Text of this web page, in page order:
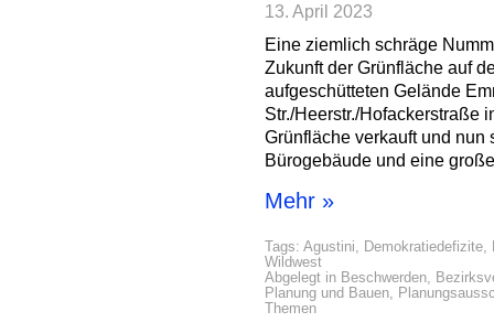
13. April 2023
Eine ziemlich schräge
Zukunft der Grünfläche auf
aufgeschütteten Gelände
Str./Heerstr./Hofackerstraße
Grünfläche verkauft und
Bürogebäude und eine
Mehr »
Tags: Agustini, Demokratiedefizite,
Wildwest
Abgelegt in Beschwerden,
Planung und Bauen,
Themen